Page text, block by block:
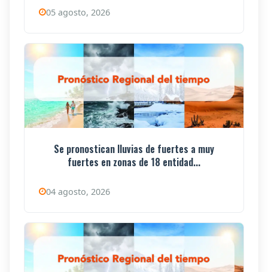
05 agosto, 2026
Se pronostican lluvias de fuertes a muy
fuertes en zonas de 18 entidad...
04 agosto, 2026